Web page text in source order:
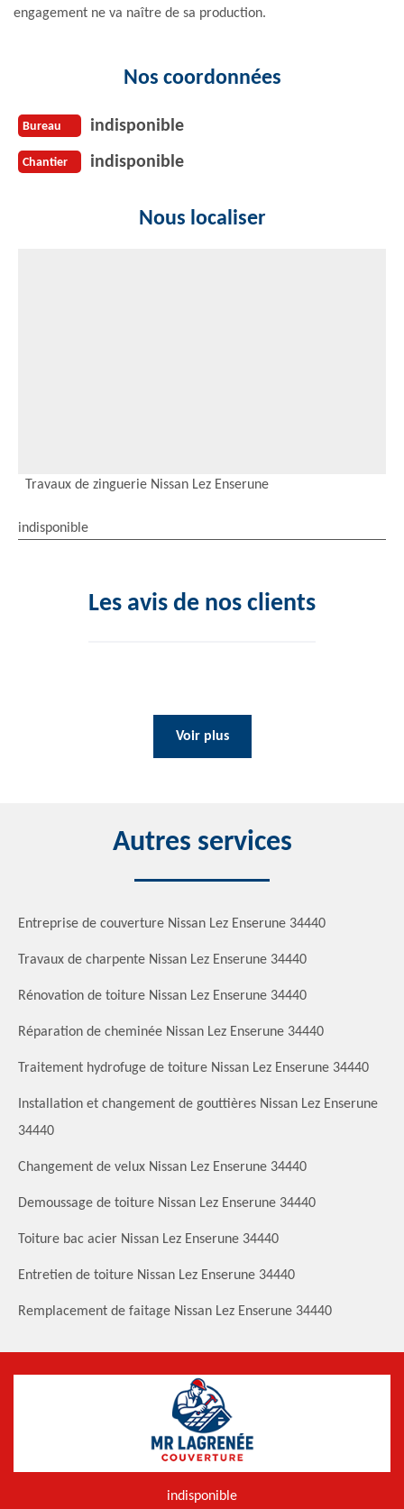
engagement ne va naître de sa production.
Nos coordonnées
Bureau indisponible
Chantier indisponible
Nous localiser
Travaux de zinguerie Nissan Lez Enserune
indisponible
Les avis de nos clients
Voir plus
Autres services
Entreprise de couverture Nissan Lez Enserune 34440
Travaux de charpente Nissan Lez Enserune 34440
Rénovation de toiture Nissan Lez Enserune 34440
Réparation de cheminée Nissan Lez Enserune 34440
Traitement hydrofuge de toiture Nissan Lez Enserune 34440
Installation et changement de gouttières Nissan Lez Enserune
34440
Changement de velux Nissan Lez Enserune 34440
Demoussage de toiture Nissan Lez Enserune 34440
Toiture bac acier Nissan Lez Enserune 34440
Entretien de toiture Nissan Lez Enserune 34440
Remplacement de faitage Nissan Lez Enserune 34440
indisponible